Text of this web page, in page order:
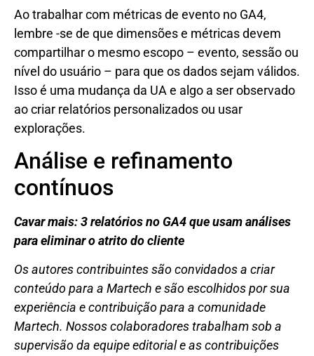
Ao trabalhar com métricas de evento no GA4,
lembre -se de que dimensões e métricas devem
compartilhar o mesmo escopo – evento, sessão ou
nível do usuário – para que os dados sejam válidos.
Isso é uma mudança da UA e algo a ser observado
ao criar relatórios personalizados ou usar
explorações.
Análise e refinamento
contínuos
Cavar mais: 3 relatórios no GA4 que usam análises
para eliminar o atrito do cliente
Os autores contribuintes são convidados a criar
conteúdo para a Martech e são escolhidos por sua
experiência e contribuição para a comunidade
Martech. Nossos colaboradores trabalham sob a
supervisão da equipe editorial e as contribuições